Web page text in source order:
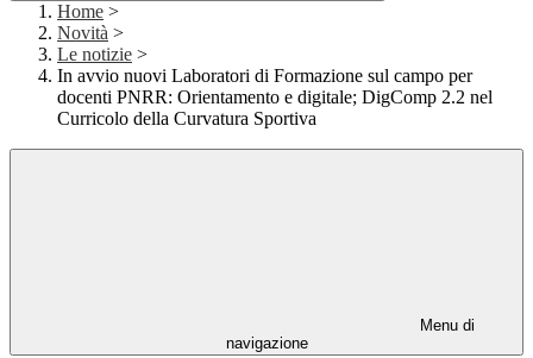
Home >
Novità >
Le notizie >
In avvio nuovi Laboratori di Formazione sul campo per
docenti PNRR: Orientamento e digitale; DigComp 2.2 nel
Curricolo della Curvatura Sportiva
Menu di
navigazione